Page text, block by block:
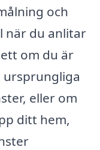
och
när du anlitar
om du är
eller om
ditt hem,